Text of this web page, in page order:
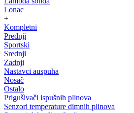
Lonac
+
Kompletni
Prednji
Sportski
Srednji
Zadnji
Nastavci auspuha
Nosač
Ostalo
Prigušivači ispušnih plinova
Senzori temperature dimnih plinova